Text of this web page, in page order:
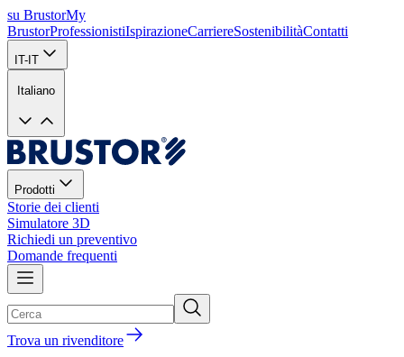
su BrustorMy
BrustorProfessionistiIspirazioneCarriereSostenibilitàContatti
IT-IT
Italiano
Prodotti
Storie dei clienti
Simulatore 3D
Richiedi un preventivo
Domande frequenti
Trova un rivenditore